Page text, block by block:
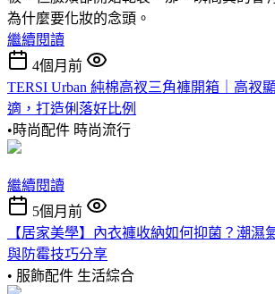
為什麼要化妝的念頭。
繼續閱讀
4個月前
TERSI Urban 純棉高衩三角褲開箱｜高衩
適，打造俐落好比例
•時尚配件 時尚流行
繼續閱讀
5個月前
【居家美學】內衣褲收納如何抑菌？潮濕
與防霉技巧分享
• 服飾配件 生活綜合